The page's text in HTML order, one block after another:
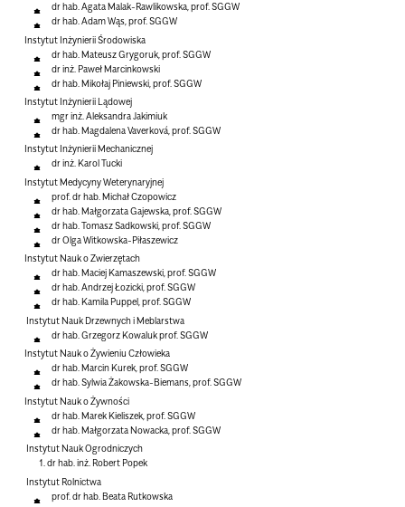
dr hab. Agata Malak-Rawlikowska, prof. SGGW
dr hab. Adam Wąs, prof. SGGW
Instytut Inżynierii Środowiska
dr hab. Mateusz Grygoruk, prof. SGGW
dr inż. Paweł Marcinkowski
dr hab. Mikołaj Piniewski, prof. SGGW
Instytut Inżynierii Lądowej
mgr inż. Aleksandra Jakimiuk
dr hab. Magdalena Vaverková, prof. SGGW
Instytut Inżynierii Mechanicznej
dr inż. Karol Tucki
Instytut Medycyny Weterynaryjnej
prof. dr hab. Michał Czopowicz
dr hab. Małgorzata Gajewska, prof. SGGW
dr hab. Tomasz Sadkowski, prof. SGGW
dr Olga Witkowska-Piłaszewicz
Instytut Nauk o Zwierzętach
dr hab. Maciej Kamaszewski, prof. SGGW
dr hab. Andrzej Łozicki, prof. SGGW
dr hab. Kamila Puppel, prof. SGGW
Instytut Nauk Drzewnych i Meblarstwa
dr hab. Grzegorz Kowaluk prof. SGGW
Instytut Nauk o Żywieniu Człowieka
dr hab. Marcin Kurek, prof. SGGW
dr hab. Sylwia Żakowska-Biemans, prof. SGGW
Instytut Nauk o Żywności
dr hab. Marek Kieliszek, prof. SGGW
dr hab. Małgorzata Nowacka, prof. SGGW
Instytut Nauk Ogrodniczych
dr hab. inż. Robert Popek
Instytut Rolnictwa
prof. dr hab. Beata Rutkowska